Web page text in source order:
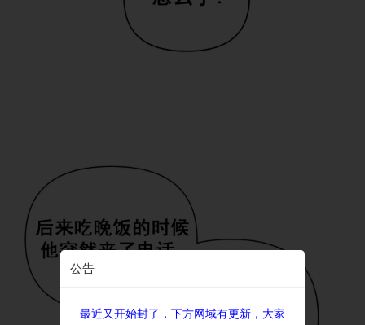
公告
最近又开始封了，下方网域有更新，大家